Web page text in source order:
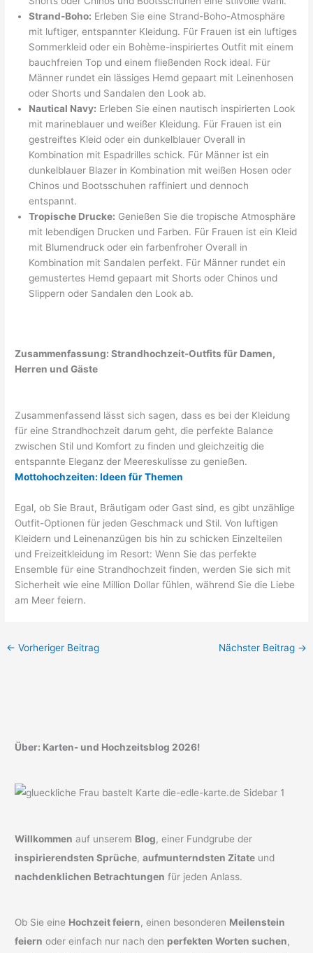
Strand-Boho: Erleben Sie eine Strand-Boho-Atmosphäre
mit luftiger, entspannter Kleidung. Für Frauen ist ein luftiges
Sommerkleid oder ein Bohème-inspiriertes Outfit mit einem
bauchfreien Top und einem fließenden Rock ideal. Für
Männer rundet ein lässiges Hemd gepaart mit Leinenhosen
oder Shorts und Sandalen den Look ab.
Nautical Navy: Erleben Sie einen nautisch inspirierten Look
mit marineblauer und weißer Kleidung. Für Frauen ist ein
gestreiftes Kleid oder ein dunkelblauer Overall in
Kombination mit Espadrilles schick. Für Männer ist ein
dunkelblauer Blazer in Kombination mit weißen Hosen oder
Chinos und Bootsschuhen raffiniert und dennoch
entspannt.
Tropische Drucke: Genießen Sie die tropische Atmosphäre
mit lebendigen Drucken und Farben. Für Frauen ist ein Kleid
mit Blumendruck oder ein farbenfroher Overall in
Kombination mit Sandalen perfekt. Für Männer rundet ein
gemustertes Hemd gepaart mit Shorts oder Chinos und
Slippern oder Sandalen den Look ab.
Zusammenfassung: Strandhochzeit-Outfits für Damen,
Herren und Gäste
Zusammenfassend lässt sich sagen, dass es bei der Kleidung
für eine Strandhochzeit darum geht, die perfekte Balance
zwischen Stil und Komfort zu finden und gleichzeitig die
entspannte Eleganz der Meereskulisse zu genießen.
Mottohochzeiten: Ideen für Themen
Egal, ob Sie Braut, Bräutigam oder Gast sind, es gibt unzählige
Outfit-Optionen für jeden Geschmack und Stil. Von luftigen
Kleidern und Leinenanzügen bis hin zu schicken Einzelteilen
und Freizeitkleidung im Resort: Wenn Sie das perfekte
Ensemble für eine Strandhochzeit finden, werden Sie sich mit
Sicherheit wie eine Million Dollar fühlen, während Sie die Liebe
am Meer feiern.
← Vorheriger Beitrag Nächster Beitrag →
Über: Karten- und Hochzeitsblog 2026!
Willkommen auf unserem Blog, einer Fundgrube der
inspirierendsten Sprüche,aufmunterndsten Zitate und
nachdenklichen Betrachtungen für jeden Anlass.
Ob Sie eine Hochzeit feiern, einen besonderen Meilenstein
feiern oder einfach nur nach den perfekten Worten suchen,